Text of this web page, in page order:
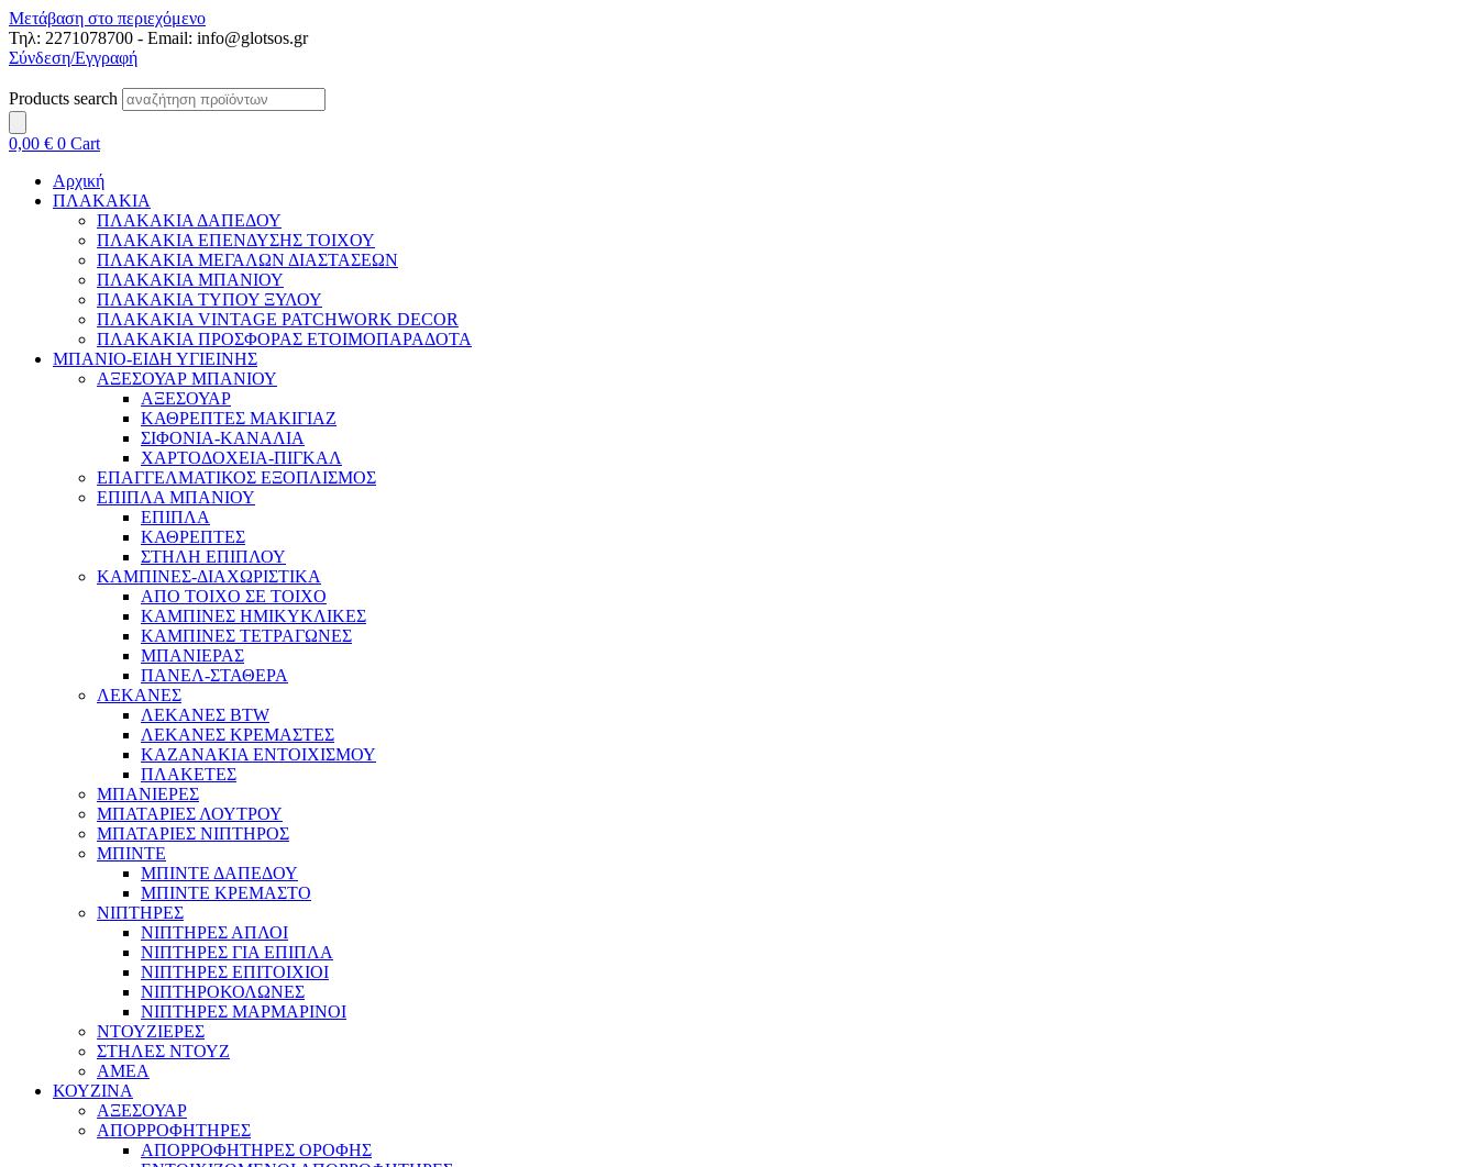
Μετάβαση στο περιεχόμενο
Τηλ: 2271078700 - Email: info@glotsos.gr
Σύνδεση/Εγγραφή
Products search
0,00 € 0 Cart
Αρχική
ΠΛΑΚΑΚΙΑ
ΠΛΑΚΑΚΙΑ ΔΑΠΕΔΟΥ
ΠΛΑΚΑΚΙΑ ΕΠΕΝΔΥΣΗΣ ΤΟΙΧΟΥ
ΠΛΑΚΑΚΙΑ ΜΕΓΑΛΩΝ ΔΙΑΣΤΑΣΕΩΝ
ΠΛΑΚΑΚΙΑ ΜΠΑΝΙΟΥ
ΠΛΑΚΑΚΙΑ ΤΥΠΟΥ ΞΥΛΟΥ
ΠΛΑΚΑΚΙΑ VINTAGE PATCHWORK DECOR
ΠΛΑΚΑΚΙΑ ΠΡΟΣΦΟΡΑΣ ΕΤΟΙΜΟΠΑΡΑΔΟΤΑ
ΜΠΑΝΙΟ-ΕΙΔΗ ΥΓΙΕΙΝΗΣ
ΑΞΕΣΟΥΑΡ ΜΠΑΝΙΟΥ
ΑΞΕΣΟΥΑΡ
ΚΑΘΡΕΠΤΕΣ ΜΑΚΙΓΙΑΖ
ΣΙΦΟΝΙΑ-ΚΑΝΑΛΙΑ
ΧΑΡΤΟΔΟΧΕΙΑ-ΠΙΓΚΑΛ
ΕΠΑΓΓΕΛΜΑΤΙΚΟΣ ΕΞΟΠΛΙΣΜΟΣ
ΕΠΙΠΛΑ ΜΠΑΝΙΟΥ
ΕΠΙΠΛΑ
ΚΑΘΡΕΠΤΕΣ
ΣΤΗΛΗ ΕΠΙΠΛΟΥ
ΚΑΜΠΙΝΕΣ-ΔΙΑΧΩΡΙΣΤΙΚΑ
ΑΠΟ ΤΟΙΧΟ ΣΕ ΤΟΙΧΟ
ΚΑΜΠΙΝΕΣ ΗΜΙΚΥΚΛΙΚΕΣ
ΚΑΜΠΙΝΕΣ ΤΕΤΡΑΓΩΝΕΣ
ΜΠΑΝΙΕΡΑΣ
ΠΑΝΕΛ-ΣΤΑΘΕΡΑ
ΛΕΚΑΝΕΣ
ΛΕΚΑΝΕΣ BTW
ΛΕΚΑΝΕΣ ΚΡΕΜΑΣΤΕΣ
ΚΑΖΑΝΑΚΙΑ ΕΝΤΟΙΧΙΣΜΟΥ
ΠΛΑΚΕΤΕΣ
ΜΠΑΝΙΕΡΕΣ
ΜΠΑΤΑΡΙΕΣ ΛΟΥΤΡΟΥ
ΜΠΑΤΑΡΙΕΣ ΝΙΠΤΗΡΟΣ
ΜΠΙΝΤΕ
ΜΠΙΝΤΕ ΔΑΠΕΔΟΥ
ΜΠΙΝΤΕ ΚΡΕΜΑΣΤΟ
ΝΙΠΤΗΡΕΣ
ΝΙΠΤΗΡΕΣ ΑΠΛΟΙ
ΝΙΠΤΗΡΕΣ ΓΙΑ ΕΠΙΠΛΑ
ΝΙΠΤΗΡΕΣ ΕΠΙΤΟΙΧΙΟΙ
ΝΙΠΤΗΡΟΚΟΛΩΝΕΣ
ΝΙΠΤΗΡΕΣ ΜΑΡΜΑΡΙΝΟΙ
ΝΤΟΥΖΙΕΡΕΣ
ΣΤΗΛΕΣ ΝΤΟΥΖ
ΑΜΕΑ
ΚΟΥΖΙΝΑ
ΑΞΕΣΟΥΑΡ
ΑΠΟΡΡΟΦΗΤΗΡΕΣ
ΑΠΟΡΡΟΦΗΤΗΡΕΣ ΟΡΟΦΗΣ